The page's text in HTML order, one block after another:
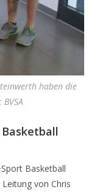
haben die
Basketball
von Chris